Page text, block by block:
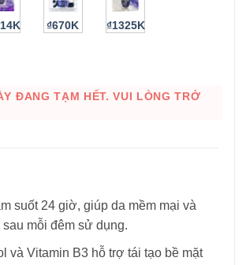
₫670K ₫1325K
ĐANG TẠM HẾT. VUI LÒNG TRỞ
suốt 24 giờ, giúp da mềm mại và
mỗi đêm sử dụng.
và Vitamin B3 hỗ trợ tái tạo bề mặt